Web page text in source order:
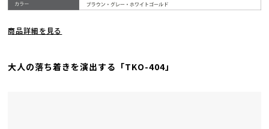
商品詳細を見る
大人の落ち着きを演出する「TKO-404」